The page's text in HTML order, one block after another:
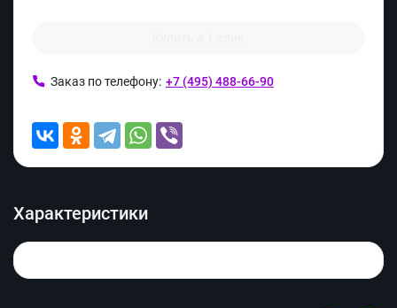
Заказ по телефону: +7 (495) 488-66-90
Характеристики